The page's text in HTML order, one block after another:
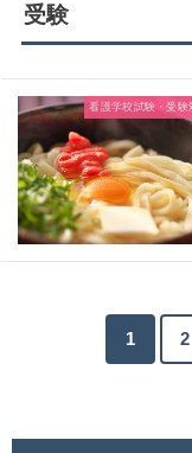
受験
看護学校試験・受験
1 2